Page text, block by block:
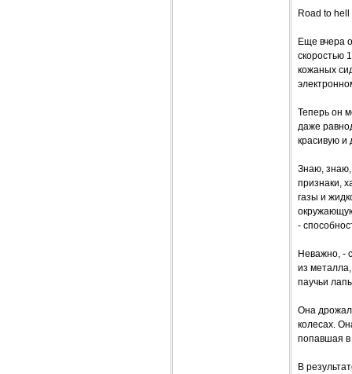
Road to hell
Еще вчера
скоростью
кожаных
Теперь он
даже
красивую и
Знаю, знаю,
признаки,
газы и
-
Неважно, -
из
паучьи
Она
колесах.
попавшая в
В